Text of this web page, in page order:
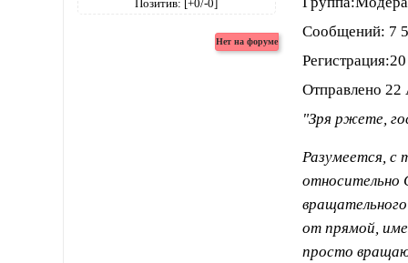
Позитив: [+0/-0]
Сообщений: 7
Отправлено
"Зря ржете,
Разумеется, с
относительно
от прямой,
просто